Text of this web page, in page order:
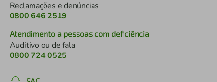
Reclamações e denúncias
0800 646 2519
Atendimento a pessoas com deficiência
Auditivo ou de fala
0800 724 0525